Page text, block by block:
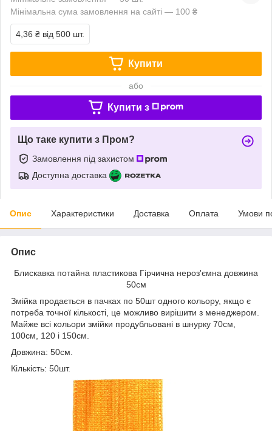
Мінімальна сума замовлення на сайті — 100 ₴
4,36 ₴ від 500 шт.
Купити
або
Купити з
Що таке купити з Пром?
Замовлення під захистом
Доступна доставка
Опис Характеристики Доставка Оплата Умови
Опис
Блискавка потайна пластикова Гірчична нероз'ємна довжина
50см
Змійка продається в пачках по 50шт одного кольору, якщо є
потреба точної кількості, це можливо вирішити з менеджером.
Майже всі кольори змійки продубльовані в шнурку 70см,
100см, 120 і 150см.
Довжина: 50см.
Кількість: 50шт.